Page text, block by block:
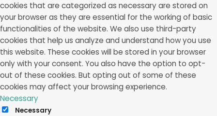
cookies that are categorized as necessary are stored on
your browser as they are essential for the working of basic
functionalities of the website. We also use third-party
cookies that help us analyze and understand how you use
this website. These cookies will be stored in your browser
only with your consent. You also have the option to opt-
out of these cookies. But opting out of some of these
cookies may affect your browsing experience.
Necessary
Necessary